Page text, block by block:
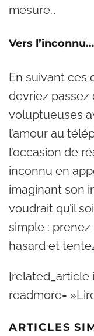
mesure…
Vers l’inconnu…
En suivant ces
devriez
voluptueuses
l’amour au
l’occasion de
inconnu en
imaginant son
voudrait qu’il
simple :
hasard et
[related_article
readmore=
ARTICLES